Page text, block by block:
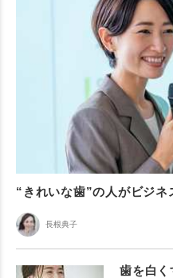
“きれいな歯”の人がビジネ
長根典子
歯を白く